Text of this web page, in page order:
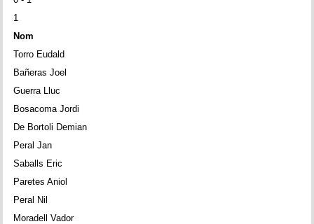
1
Nom
Torro Eudald
Bañeras Joel
Guerra Lluc
Bosacoma Jordi
De Bortoli Demian
Peral Jan
Saballs Eric
Paretes Aniol
Peral Nil
Moradell Vador